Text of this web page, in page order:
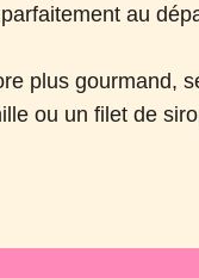
au
plus gourmand,
ou un filet de